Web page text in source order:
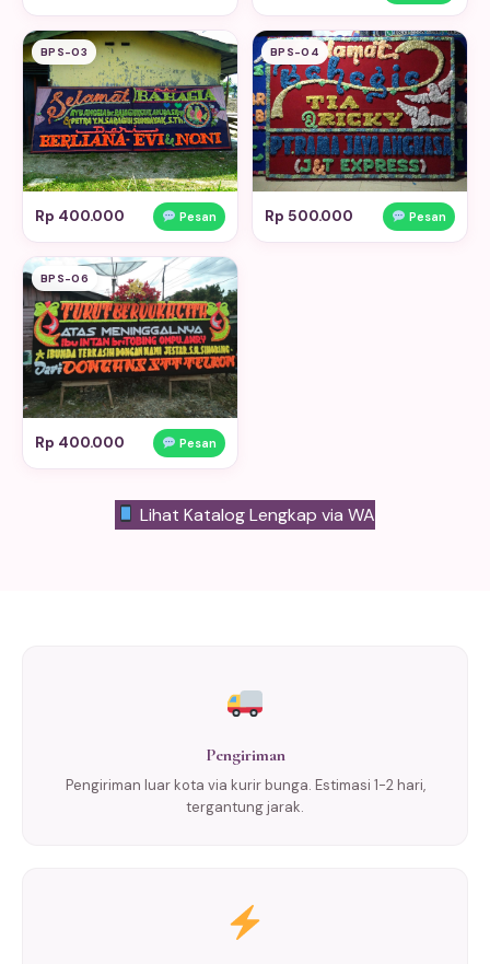
BPS-03
Rp 400.000 Pesan
BPS-04
Rp 500.000 Pesan
BPS-06
Rp 400.000 Pesan
Lihat Katalog Lengkap via WA
Pengiriman
Pengiriman luar kota via kurir bunga. Estimasi 1-2 hari,
tergantung jarak.